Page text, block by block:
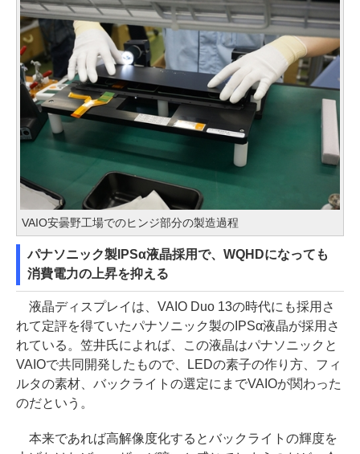
VAIO安曇野工場でのヒンジ部分の製造過程
パナソニック製IPSα液晶採用で、WQHDになっても
消費電力の上昇を抑える
液晶ディスプレイは、VAIO Duo 13の時代にも採用さ
れて定評を得ていたパナソニック製のIPSα液晶が採用さ
れている。笠井氏によれば、この液晶はパナソニックと
VAIOで共同開発したもので、LEDの素子の作り方、フィ
ルタの素材、バックライトの選定にまでVAIOが関わった
のだという。
本来であれば高解像度化するとバックライトの輝度を